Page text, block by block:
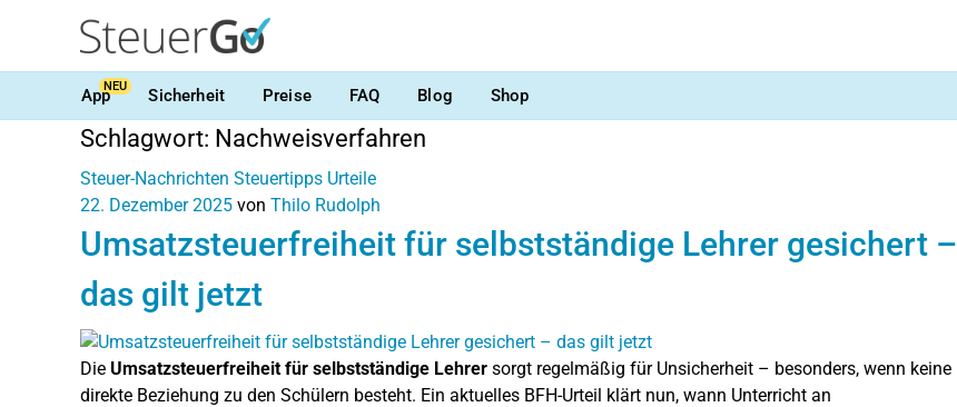
AppNEU Sicherheit Preise FAQ Blog Shop
Schlagwort: Nachweisverfahren
Steuer-Nachrichten Steuertipps Urteile
22. Dezember 2025 von Thilo Rudolph
Umsatzsteuerfreiheit für selbstständige Lehrer gesichert –
das gilt jetzt
Die Umsatzsteuerfreiheit für selbstständige Lehrer sorgt regelmäßig für Unsicherheit – besonders, wenn keine
direkte Beziehung zu den Schülern besteht. Ein aktuelles BFH-Urteil klärt nun, wann Unterricht an